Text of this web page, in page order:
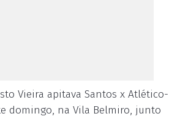
Vieira apitava Santos x Atlético-
domingo, na Vila Belmiro, junto